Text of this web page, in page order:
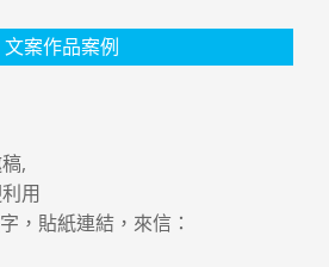
文案作品案例
,
用
，貼紙連結，來信：